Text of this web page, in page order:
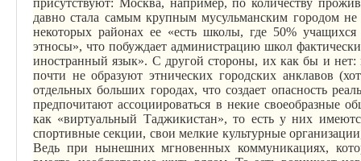
присутствуют: Москва, например, по количеству
давно стала самым крупным мусульманским городом
некоторых районах ее «есть школы, где 50% учащихся
этносы», что побуждает администрацию школ
иностранный язык». С другой стороны, их как бы и
почти не образуют этнических городских анклавов
отдельных больших городах, что создает опасность
предпочитают ассоциироваться в некие своеобразные
как «виртуальный Таджикистан», то есть у них
спортивные секции, свои мелкие культурные
Ведь при нынешних мгновенных коммуникациях,